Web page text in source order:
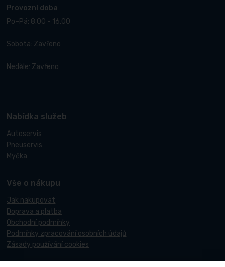
Provozní doba
Po–Pá: 8.00 - 16.00
Sobota: Zavřeno
Neděle: Zavřeno
Nabídka služeb
Autoservis
Pneuservis
Myčka
Vše o nákupu
Jak nakupovat
Doprava a platba
Obchodní podmínky
Podmínky zpracování osobních údajů
Zásady používání cookies